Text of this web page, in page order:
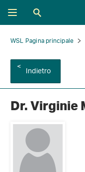
WSL Pagina principale
Indietro
Dr. Virginie